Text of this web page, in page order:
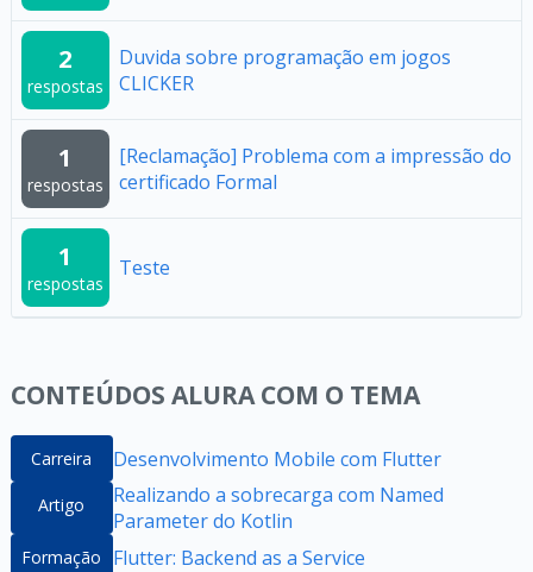
2
respostas
Duvida sobre programação em jogos
CLICKER
1
respostas
[Reclamação] Problema com a impressão do
certificado Formal
1
respostas
Teste
CONTEÚDOS ALURA COM O TEMA
Carreira Desenvolvimento Mobile com Flutter
Artigo
Realizando a sobrecarga com Named
Parameter do Kotlin
Formação Flutter: Backend as a Service